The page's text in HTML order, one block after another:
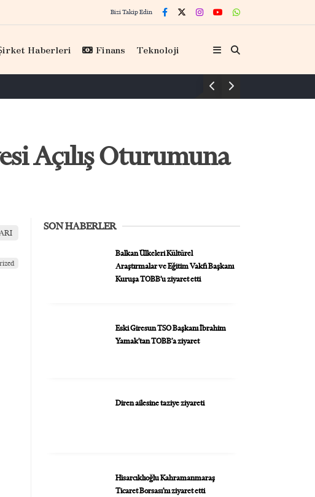
Bizi Takip Edin
Haberleri Finans Teknoloji
Açılış Oturumuna
SON HABERLER
Balkan Ülkeleri Kültürel
Araştırmalar ve Eğitim Vakfı Başkanı
Kuruşa TOBB’u ziyaret etti
Eski Giresun TSO Başkanı İbrahim
Yamak’tan TOBB’a ziyaret
Diren ailesine taziye ziyareti
Hisarcıklıoğlu Kahramanmaraş
Ticaret Borsası’nı ziyaret etti